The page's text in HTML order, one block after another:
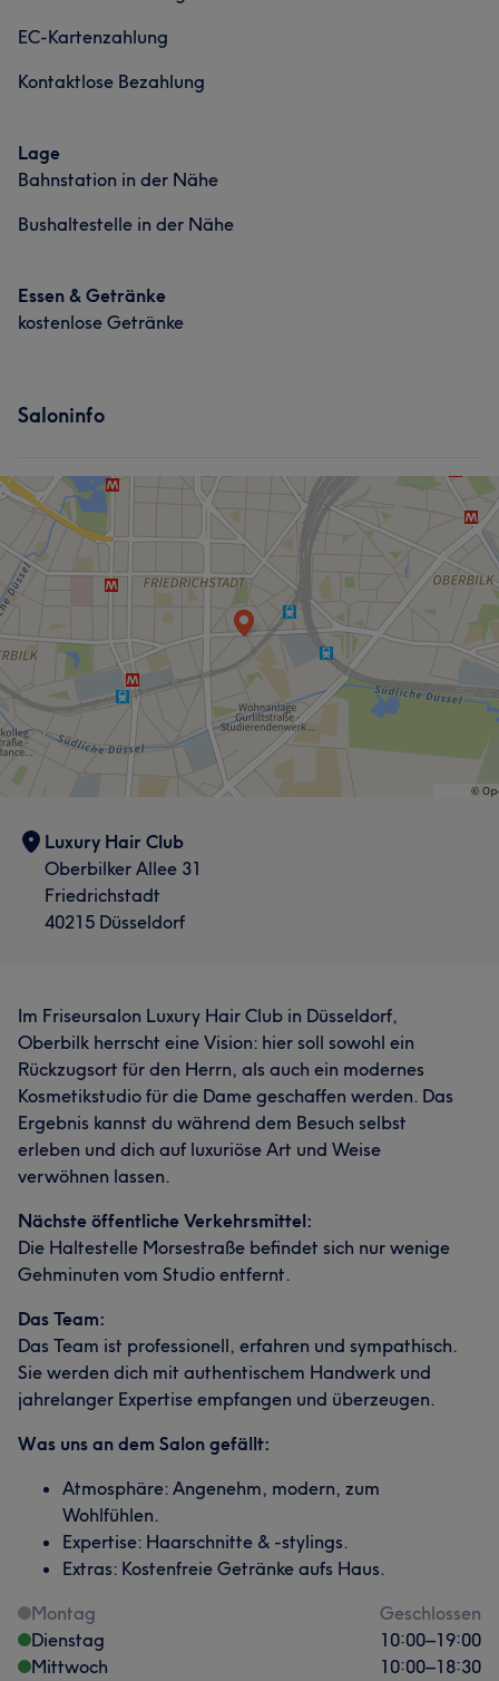
Sympathisch 10
Freundlich 14 Aufmerksam
EC-Kartenzahlung
Kontaktlose Bezahlung
Lage
Bahnstation in der Nähe
Bushaltestelle in der Nähe
Essen & Getränke
kostenlose Getränke
Saloninfo
Luxury Hair Club
Oberbilker Allee 31
Friedrichstadt
40215 Düsseldorf
Im Friseursalon Luxury Hair Club in Düsseldorf,
Oberbilk herrscht eine Vision: hier soll sowohl ein
Rückzugsort für den Herrn, als auch ein modernes
Kosmetikstudio für die Dame geschaffen werden. Das
Ergebnis kannst du während dem Besuch selbst
erleben und dich auf luxuriöse Art und Weise
verwöhnen lassen.
Nächste öffentliche Verkehrsmittel:
Die Haltestelle Morsestraße befindet sich nur wenige
Gehminuten vom Studio entfernt.
Das Team:
Das Team ist professionell, erfahren und sympathisch.
Sie werden dich mit authentischem Handwerk und
jahrelanger Expertise empfangen und überzeugen.
Was uns an dem Salon gefällt:
Atmosphäre: Angenehm, modern, zum
Wohlfühlen.
Expertise: Haarschnitte & -stylings.
Extras: Kostenfreie Getränke aufs Haus.
Montag
Geschlossen
Dienstag
10:00–19:00
Mittwoch
10:00–18:30